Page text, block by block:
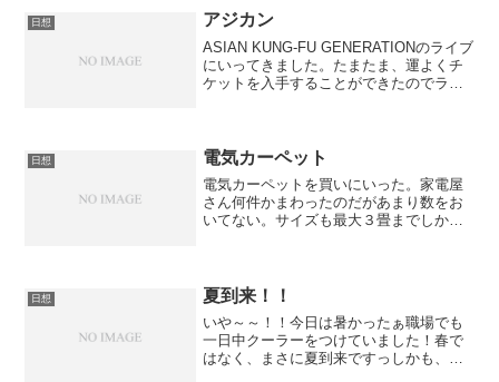
うーん、便利な世の中に...
日想 アジカン
ASIAN KUNG-FU GENERATIONのライブ
にいってきました。たまたま、運よくチ
ケットを入手することができたのでラッ
日想 電気カーペット
電気カーペットを買いにいった。家電屋
さん何件かまわったのだがあまり数をお
いてない。サイズも最大３畳までしかな
日想 夏到来！！
いや～～！！今日は暑かったぁ職場でも
一日中クーラーをつけていました！春で
はなく、まさに夏到来ですっしかも、い